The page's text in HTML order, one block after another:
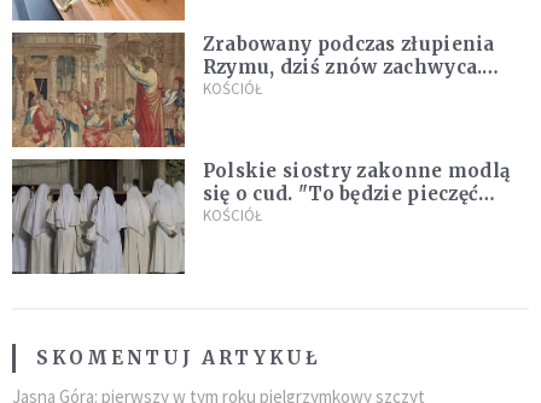
Zrabowany podczas złupienia
Rzymu, dziś znów zachwyca.
Wyjątkowy arras w Castel
KOŚCIÓŁ
Polskie siostry zakonne modlą
się o cud. "To będzie pieczęć
Pana Boga dla naszej wiary"
KOŚCIÓŁ
SKOMENTUJ ARTYKUŁ
Jasna Góra: pierwszy w tym roku pielgrzymkowy szczyt